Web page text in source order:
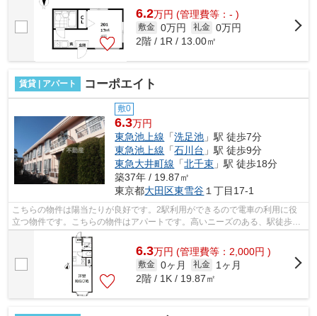
6.2万円 (管理費等：- )
敷金 0万円 礼金 0万円
2階 / 1R / 13.00㎡
賃貸 | アパート コーポエイト
敷0
6.3万円
東急池上線 「洗足池 」駅 徒歩7分
東急池上線 「石川台 」駅 徒歩9分
東急大井町線 「北千束 」駅 徒歩18分
築37年 / 19.87㎡
東京都大田区東雪谷 １丁目17-1
こちらの物件は陽当たりが良好です。2駅利用ができるので電車の利用に役
立つ物件です。こちらの物件はアパートです。高いニーズのある、駅徒歩7
分の物件です。初期費用はカードで決済...
6.3万円 (管理費等：2,000円 )
敷金 0ヶ月 礼金
1ヶ月
2階 / 1K / 19.87㎡